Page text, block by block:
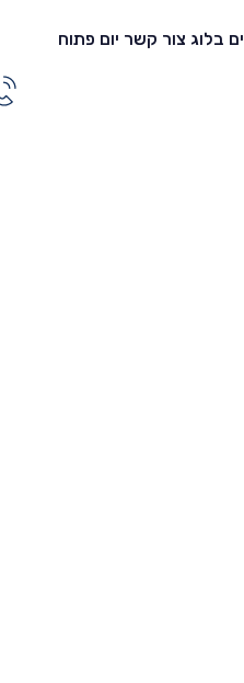
בלוג צור קשר יום פתוח